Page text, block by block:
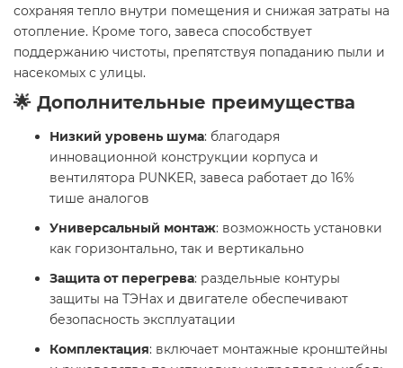
сохраняя тепло внутри помещения и снижая затраты на
отопление. Кроме того, завеса способствует
поддержанию чистоты, препятствуя попаданию пыли и
насекомых с улицы.
🌟 Дополнительные преимущества
Низкий уровень шума: благодаря
инновационной конструкции корпуса и
вентилятора PUNKER, завеса работает до 16%
тише аналогов
Универсальный монтаж: возможность установки
как горизонтально, так и вертикально
Защита от перегрева: раздельные контуры
защиты на ТЭНах и двигателе обеспечивают
безопасность эксплуатации
Комплектация: включает монтажные кронштейны